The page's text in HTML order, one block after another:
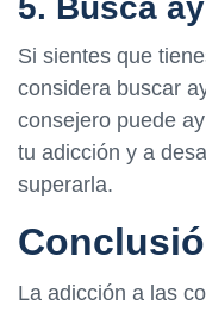
5. Busca
Si sientes que
considera buscar
consejero puede
tu adicción y a
superarla.
La adicción a las